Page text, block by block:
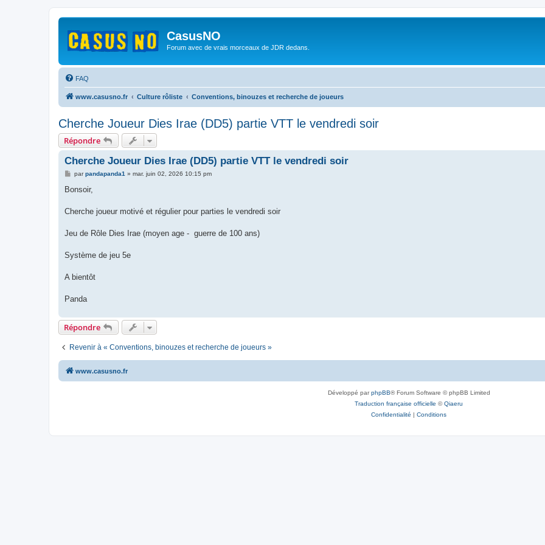
CasusNO
Forum avec de vrais morceaux de JDR dedans.
FAQ
www.casusno.fr Culture rôliste Conventions, binouzes et recherche de joueurs
Cherche Joueur Dies Irae (DD5) partie VTT le vendredi soir
Répondre
Cherche Joueur Dies Irae (DD5) partie VTT le vendredi soir
M
s
g
parpandapanda1 » mar. juin 02, 2026 10:15 pm
Bonsoir,
Cherche joueur motivé et régulier pour parties le vendredi soir
Jeu de Rôle Dies Irae (moyen age - guerre de 100 ans)
Système de jeu 5e
A bientôt
Panda
Répondre
Revenir à « Conventions, binouzes et recherche de joueurs »
www.casusno.fr
Développé parphpBB® Forum Software © phpBB Limited
Traduction française officielle ©Qiaeru
Confidentialité | Conditions